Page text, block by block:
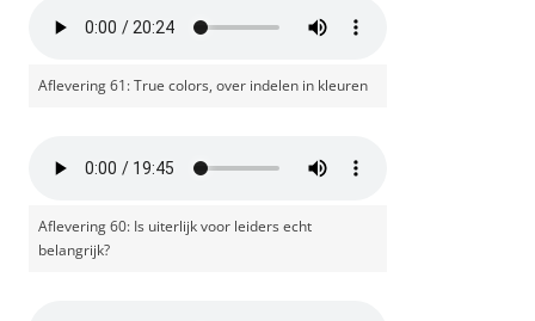
Aflevering 61: True colors, over indelen in kleuren
Aflevering 60: Is uiterlijk voor leiders echt
belangrijk?